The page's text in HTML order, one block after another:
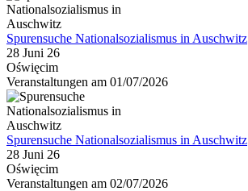
Spurensuche Nationalsozialismus in Auschwitz
28 Juni 26
Oświęcim
Veranstaltungen am 01/07/2026
Spurensuche Nationalsozialismus in Auschwitz
28 Juni 26
Oświęcim
Veranstaltungen am 02/07/2026